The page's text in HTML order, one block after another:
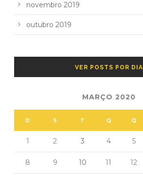
novembro 2019
outubro 2019
VER POSTS POR DIA
MARÇO 2020
D S T Q Q
1 2 3 4 5
8 9 10 11 12